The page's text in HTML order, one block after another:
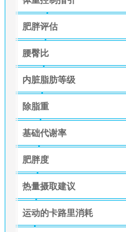
肥胖评估
腰臀比
内脏脂肪等级
除脂重
基础代谢率
肥胖度
热量摄取建议
运动的卡路里消耗